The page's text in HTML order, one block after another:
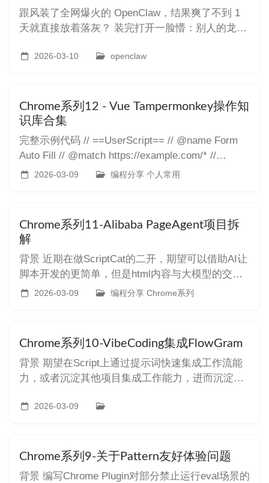
跟风装了全网爆火的 OpenClaw，结果爽了不到 1
天就直接放着落灰？ 装完打开一脸懵：别人的龙虾
啥都记不住？瞎装了一堆网红技能，要么不会用，
完 OpenCl
2026-03-10 openclaw
Chrome系列12 - Vue Tampermonkey操作知
识库合集
完整示例代码 // ==UserScript== // @name Form
Auto Fill // @match https://example.com/* //
@grant none // ==/UserScript== (function()
2026-03-09 编程分享 个人常用
Chrome系列11-Alibaba PageAgent项目拆
解
背景 近期在做ScriptCat的二开，期望可以借助AI让
脚本开发的更简单，但是html内容与大模型的交互
是一个问题，遂需要分析Browser Agent或类似产品
2026-03-09 编程分享 Chrome系列
Chrome系列10-VibeCoding集成FlowGram
背景 期望在Script上通过提示词快速集成工作流能
力，或者沉淀其他项目集成工作能力，进而沉淀成
码进行自测或者排查，防止出现编译不报错，但是
化脚
2026-03-09
Chrome系列9-关于Pattern友好体验问题
背景 编写Chrome Plugin对部分禁止运行eval场景的